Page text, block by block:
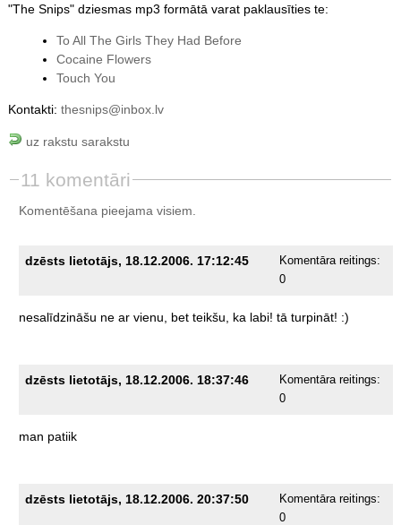
"The Snips" dziesmas mp3 formātā varat paklausīties te:
To All The Girls They Had Before
Cocaine Flowers
Touch You
Kontakti: thesnips@inbox.lv
uz rakstu sarakstu
11 komentāri
Komentēšana pieejama visiem.
dzēsts lietotājs, 18.12.2006. 17:12:45
Komentāra reitings:
0
nesalīdzināšu ne ar vienu, bet teikšu, ka labi! tā turpināt! :)
dzēsts lietotājs, 18.12.2006. 18:37:46
Komentāra reitings:
0
man patiik
dzēsts lietotājs, 18.12.2006. 20:37:50
Komentāra reitings:
0